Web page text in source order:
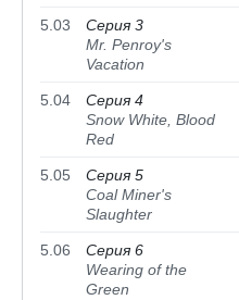
5.03
Серия 3
Mr. Penroy's
Vacation
5.04
Серия 4
Snow White, Blood
Red
5.05
Серия 5
Coal Miner's
Slaughter
5.06
Серия 6
Wearing of the
Green